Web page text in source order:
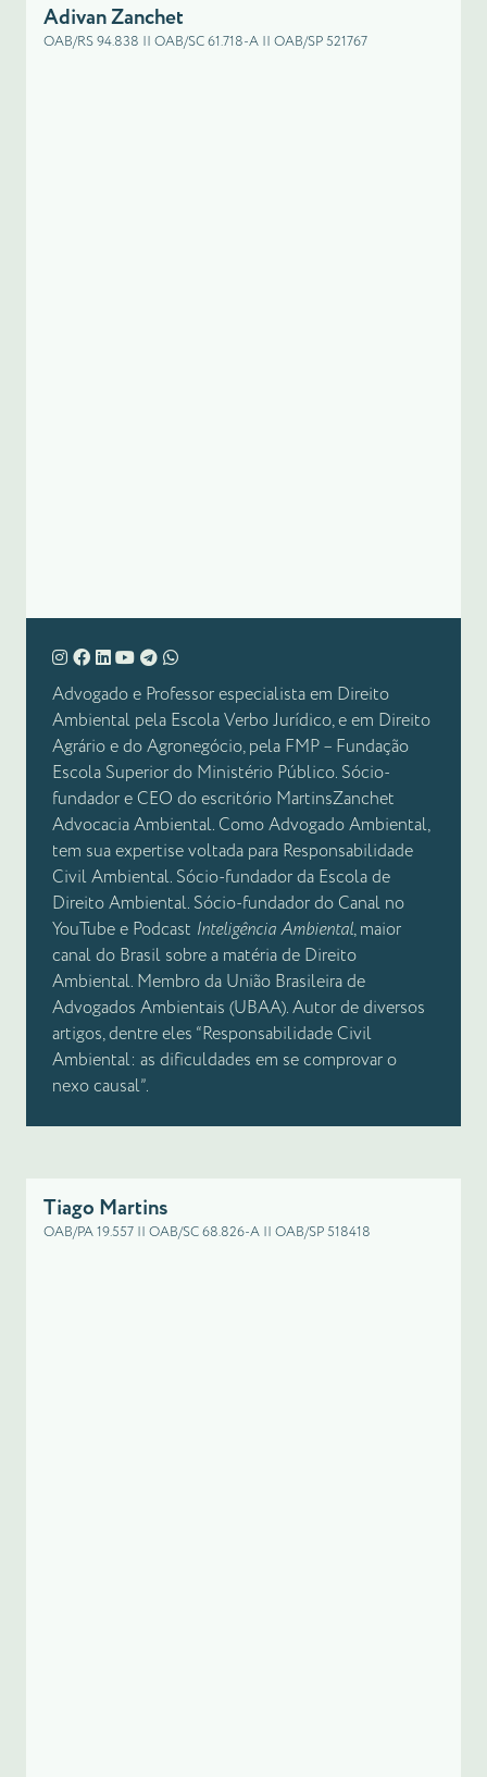
Adivan Zanchet
OAB/RS 94.838 || OAB/SC 61.718-A || OAB/SP 521767
Advogado e Professor especialista em Direito
Ambiental pela Escola Verbo Jurídico, e em Direito
Agrário e do Agronegócio, pela FMP – Fundação
Escola Superior do Ministério Público. Sócio-
fundador e CEO do escritório MartinsZanchet
Advocacia Ambiental. Como Advogado Ambiental,
tem sua expertise voltada para Responsabilidade
Civil Ambiental. Sócio-fundador da Escola de
Direito Ambiental. Sócio-fundador do Canal no
YouTube e Podcast Inteligência Ambiental, maior
canal do Brasil sobre a matéria de Direito
Ambiental. Membro da União Brasileira de
Advogados Ambientais (UBAA). Autor de diversos
artigos, dentre eles “Responsabilidade Civil
Ambiental: as dificuldades em se comprovar o
nexo causal”.
Tiago Martins
OAB/PA 19.557 || OAB/SC 68.826-A || OAB/SP 518418